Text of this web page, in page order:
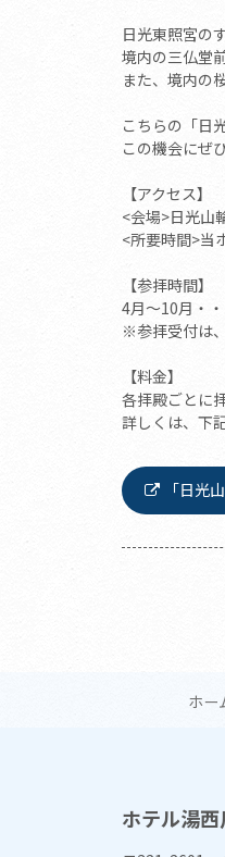
日光東照宮の
境内の三仏堂
また、境内の
こちらの「日
この機会にぜ
【アクセス】
<会場>日光山
<所要時間>当
【参拝時間】
4月～10月・
※参拝受付は
【料金】
各拝殿ごとに
詳しくは、下
「日光
ホー
ホテル湯西